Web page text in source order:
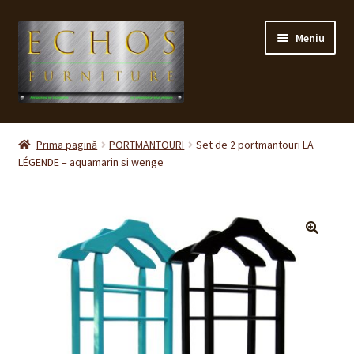
Sari
navigare
Sari
conținut
Meniu
Prima pagină
CONTACT
Cum cumpăr ?
Prima pagină PORTMANTOURI
Set de 2 portmantouri LA
LÉGENDE – aquamarin si wenge